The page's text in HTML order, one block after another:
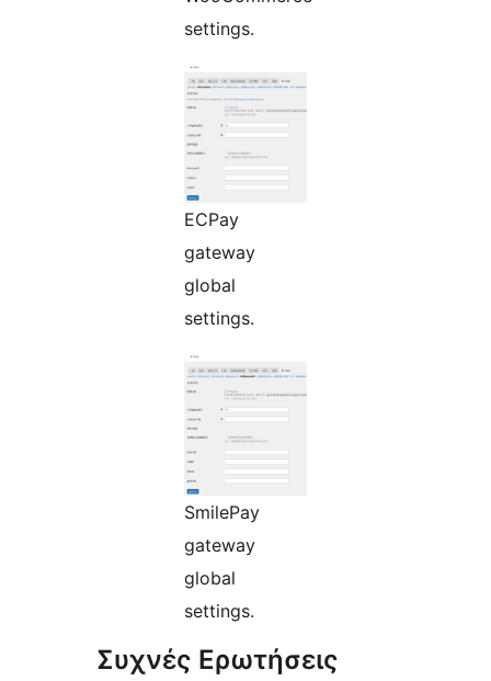
settings.
ECPay
gateway
global
settings.
SmilePay
gateway
global
settings.
Συχνές Ερωτήσεις